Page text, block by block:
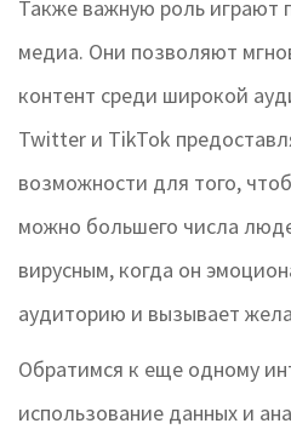
Также важную роль играют
медиа. Они позволяют
контент среди широкой
Twitter и TikTok
возможности для того,
можно большего числа
вирусным, когда он
аудиторию и вызывает
Обратимся к еще одному
использование данных и